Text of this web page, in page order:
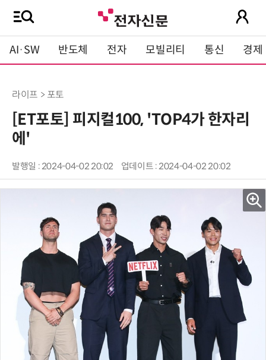
AI·SW 반도체 전자 모빌리티 통신 경제
라이프 > 포토
[ET포토] 피지컬100, 'TOP4가 한자리
에'
발행일 : 2024-04-02 20:02 업데이트 : 2024-04-02 20:02